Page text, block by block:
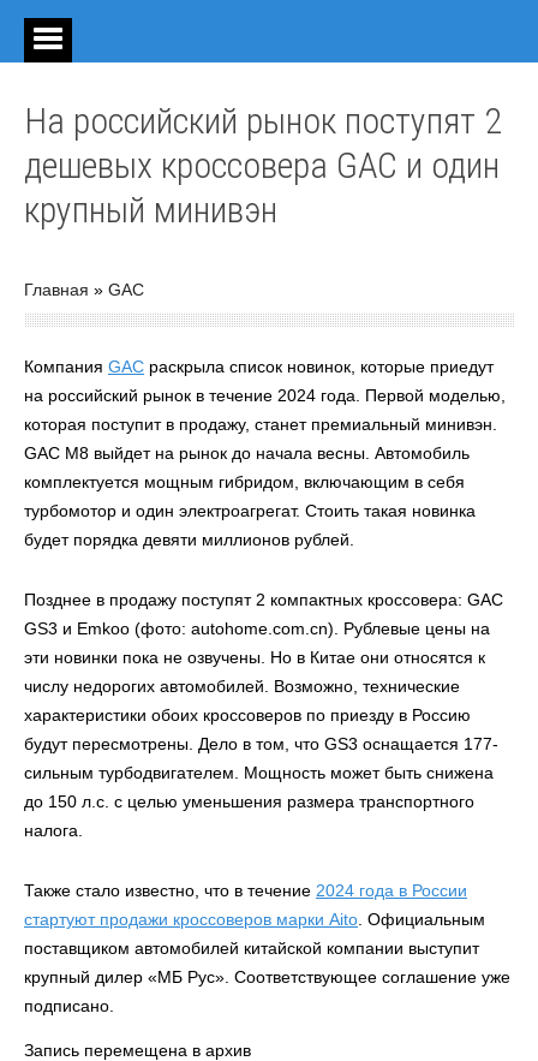
На российский рынок поступят 2
дешевых кроссовера GAC и один
крупный минивэн
Главная » GAC
Компания GAC раскрыла список новинок, которые приедут
на российский рынок в течение 2024 года. Первой моделью,
которая поступит в продажу, станет премиальный минивэн.
GAC M8 выйдет на рынок до начала весны. Автомобиль
комплектуется мощным гибридом, включающим в себя
турбомотор и один электроагрегат. Стоить такая новинка
будет порядка девяти миллионов рублей.
Позднее в продажу поступят 2 компактных кроссовера: GAC
GS3 и Emkoo (фото: autohome.com.cn). Рублевые цены на
эти новинки пока не озвучены. Но в Китае они относятся к
числу недорогих автомобилей. Возможно, технические
характеристики обоих кроссоверов по приезду в Россию
будут пересмотрены. Дело в том, что GS3 оснащается 177-
сильным турбодвигателем. Мощность может быть снижена
до 150 л.с. с целью уменьшения размера транспортного
налога.
Также стало известно, что в течение 2024 года в России
стартуют продажи кроссоверов марки Aito . Официальным
поставщиком автомобилей китайской компании выступит
крупный дилер «МБ Рус». Соответствующее соглашение уже
подписано.
Запись перемещена в архив